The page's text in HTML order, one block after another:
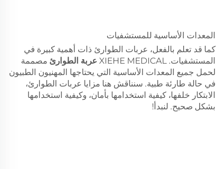
المعدات الأساسية للمستشفيات
كما قد تعلم بالفعل، عربات الطوارئ ذات أهمية كبيرة في
المستشفيات. XIEHE MEDICAL
عربة الطوارئ مصممة
لحمل جميع المعدات الأساسية التي يحتاجها المهنيون الطبيون
في حالة طارئة طبية. سنناقش هنا مزايا عربات الطوارئ،
الابتكار خلفها، كيفية استخدامها بأمان، وكيفية استخدامها
بشكل صحيح. لنبدأ!